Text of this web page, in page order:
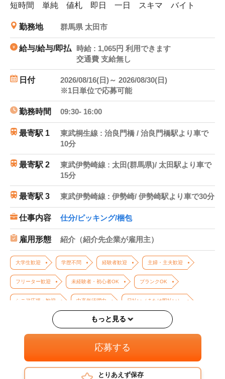
短時間 単純 値札 即日 一日 スキマ バイト
勤務地 群馬県 太田市
給与/給与/即払
時給 : 1,065円 利用できます
交通費 支給無し
日付
2026/08/16(日)～ 2026/08/30(日)
※1日単位で応募可能
勤務時間 09:30- 16:00
最寄駅 1
東武桐生線 : 治良門橋 / 治良門橋駅より車で
10分
最寄駅 2
東武伊勢崎線 : 太田(群馬県)/ 太田駅より車で
15分
最寄駅 3 東武伊勢崎線 : 伊勢崎/ 伊勢崎駅より車で30分
仕事内容 仕分/ピッキング/梱包
雇用形態 紹介（紹介先企業が雇用主）
大学生歓迎 学歴不問 経験者歓迎 主婦・主夫歓迎
フリーター歓迎 未経験者・初心者OK ブランクOK
シニア応援・歓迎 中高年活躍中 日払い（または即払い）
給与即払い 週1日からOK 週2、3日からOK
即日勤務OK
友達と応募歓迎
もっと見る
応募する
とりあえず保存